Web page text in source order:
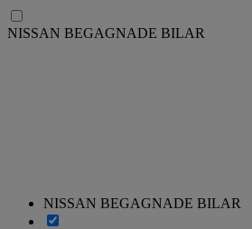
NISSAN BEGAGNADE BILAR
NISSAN BEGAGNADE BILAR